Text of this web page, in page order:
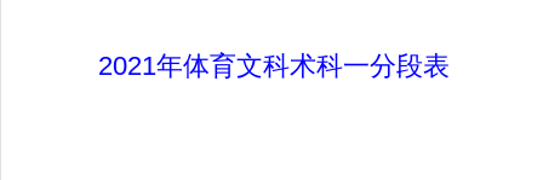
2021年体育文科术科一分段表